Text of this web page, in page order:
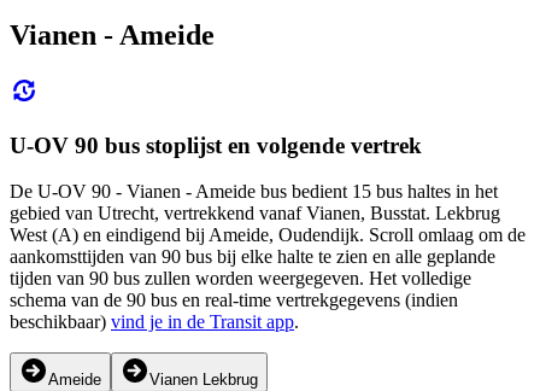
Vianen - Ameide
U-OV 90 bus stoplijst en volgende vertrek
De U-OV 90 - Vianen - Ameide bus bedient 15 bus haltes in het
gebied van Utrecht, vertrekkend vanaf Vianen, Busstat. Lekbrug
West (A) en eindigend bij Ameide, Oudendijk. Scroll omlaag om de
aankomsttijden van 90 bus bij elke halte te zien en alle geplande
tijden van 90 bus zullen worden weergegeven. Het volledige
schema van de 90 bus en real-time vertrekgegevens (indien
beschikbaar) vind je in de Transit app.
Ameide Vianen Lekbrug